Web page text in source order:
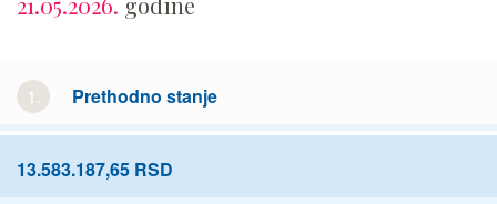
1. Prethodno stanje
13.583.187,65 RSD